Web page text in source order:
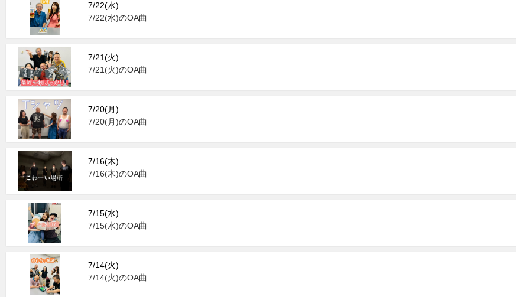
7/22(水)
7/22(水)のOA曲
7/21(火)
7/21(火)のOA曲
7/20(月)
7/20(月)のOA曲
7/16(木)
7/16(木)のOA曲
7/15(水)
7/15(水)のOA曲
7/14(火)
7/14(火)のOA曲